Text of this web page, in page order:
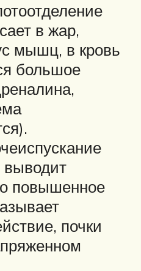
в жар,
мышц, в кровь
большое
выводит
повышенное
почки